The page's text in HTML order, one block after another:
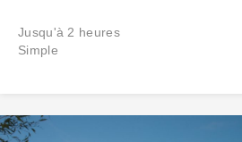
Jusqu'à 2 heures
Simple